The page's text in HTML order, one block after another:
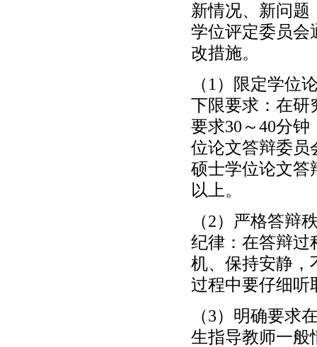
新情况、新问题
学位评定委员会
改措施。
（1）限定学位
下限要求：在研
要求30～40分
位论文答辩委员
硕士学位论文答
以上。
（2）严格答辩
纪律：在答辩过
机、保持安静，
过程中要仔细听
（3）明确要求
生指导教师一般